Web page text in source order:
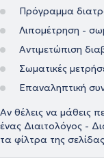
Πρόγραμμα
Λιπομέτρηση -
Αντιμετώπιση
Σωματικές
Επαναληπτική
Αν θέλεις να μάθεις
ένας Διαιτολόγος -
τα φίλτρα της